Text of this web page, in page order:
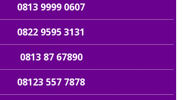
0813 9999 0607
0822 9595 3131
0813 87 67890
08123 557 7878